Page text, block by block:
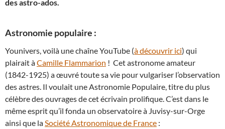
des astro-ados.
Astronomie populaire :
Younivers, voilà une chaîne YouTube (à découvrir ici) qui
plairait àCamille Flammarion ! Cet astronome amateur
(1842-1925) a œuvré toute sa vie pour vulgariser l’observation
des astres. Il voulait une Astronomie Populaire, titre du plus
célèbre des ouvrages de cet écrivain prolifique. C’est dans le
même esprit qu’il fonda un observatoire à Juvisy-sur-Orge
ainsi que la Société Astronomique de France :